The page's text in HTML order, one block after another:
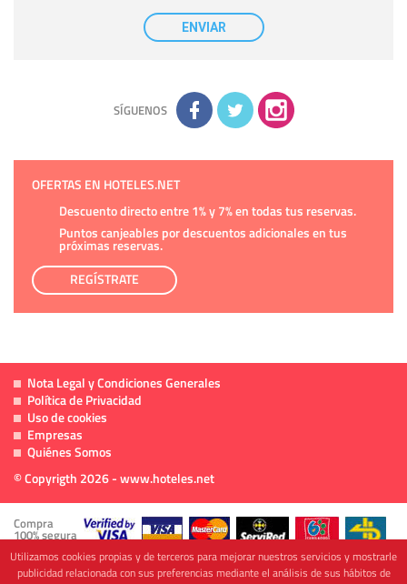
con carácter general, sólo el personal de
nuestra entidad que esté debidamente autorizado podrá
tener conocimiento de la información que le pedimos. No se
comunicarán datos a terceros.
adicional y detallada sobre cómo tratamos sus datos en la
política de privacidad
ENVIAR
SÍGUENOS
OFERTAS EN HOTELES.NET
Descuento directo entre 1% y 7% en todas tus reservas.
Puntos canjeables por descuentos adicionales en tus
próximas reservas.
REGÍSTRATE
Nota Legal y Condiciones Generales
Política de Privacidad
Uso de cookies
Empresas
Quiénes Somos
© Copyrigth 2026 - www.hoteles.net
Compra
100% segura
Utilizamos cookies propias y de terceros para mejorar nuestros servicios y mostrarle
publicidad relacionada con sus preferencias mediante el análisis de sus hábitos de